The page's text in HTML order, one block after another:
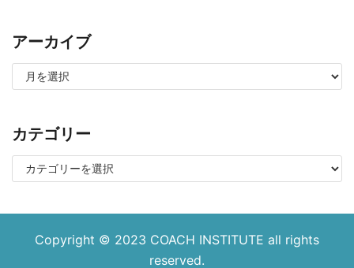
アーカイブ
カテゴリー
Copyright © 2023 COACH INSTITUTE all rights
reserved.